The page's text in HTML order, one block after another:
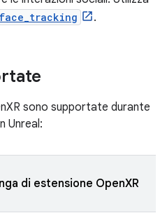
.
sono supportate durante
Unreal:
di estensione OpenXR